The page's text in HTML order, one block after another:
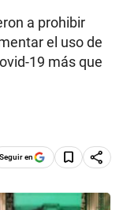
a prohibir
el uso de
19 más que
Seguir en